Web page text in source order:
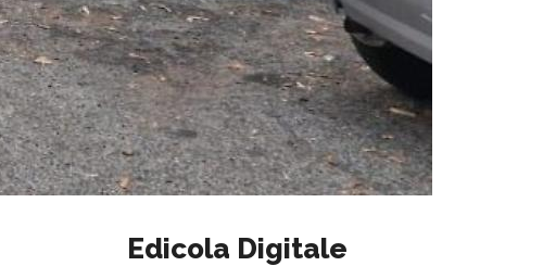
Edicola Digitale